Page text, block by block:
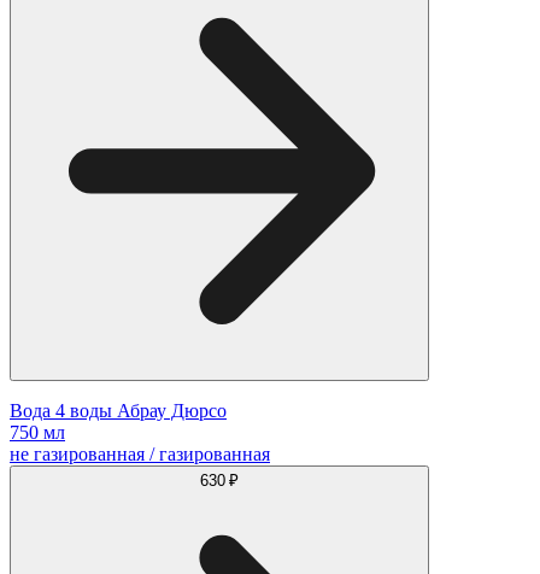
Вода 4 воды Абрау Дюрсо
750 мл
не газированная / газированная
630 ₽